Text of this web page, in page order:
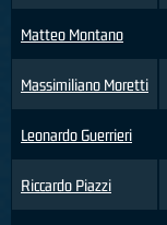
Matteo Montano
Massimiliano Moretti
Leonardo Guerrieri
Riccardo Piazzi